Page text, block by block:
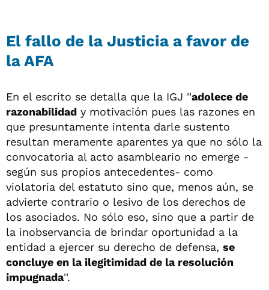
El fallo de la Justicia a favor de
la AFA
En el escrito se detalla que la IGJ ''adolece de
razonabilidad y motivación pues las razones en
que presuntamente intenta darle sustento
resultan meramente aparentes ya que no sólo la
convocatoria al acto asambleario no emerge -
según sus propios antecedentes- como
violatoria del estatuto sino que, menos aún, se
advierte contrario o lesivo de los derechos de
los asociados. No sólo eso, sino que a partir de
la inobservancia de brindar oportunidad a la
entidad a ejercer su derecho de defensa, se
concluye en la ilegitimidad de la resolución
impugnada''.